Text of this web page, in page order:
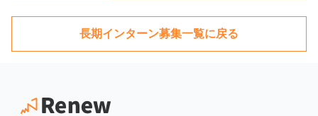
長期インターン募集一覧に戻る